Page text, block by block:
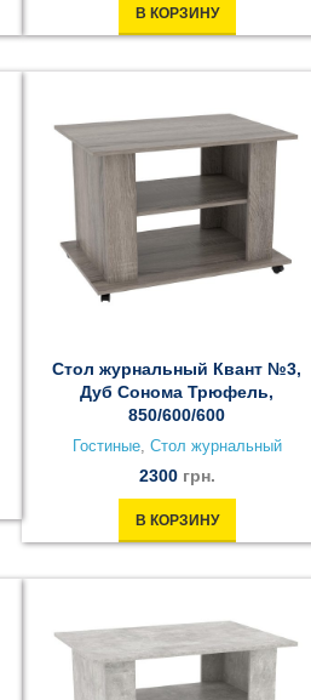
В КОРЗИНУ
Стол журнальный Квант №3,
Дуб Сонома Трюфель,
850/600/600
Гостиные, Стол журнальный
2300 грн.
В КОРЗИНУ